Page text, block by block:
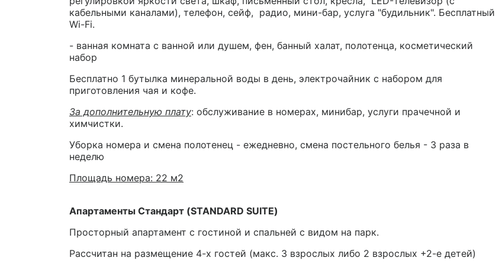
кабельными каналами), телефон, сейф, радио, мини-бар, услуга "будильник". Бесплатный
Wi-Fi.
- ванная комната с ванной или душем, фен, банный халат, полотенца, косметический
набор
Бесплатно 1 бутылка минеральной воды в день, электрочайник с набором для
приготовления чая и кофе.
За дополнительную плату: обслуживание в номерах, минибар, услуги прачечной и
химчистки.
Уборка номера и смена полотенец - ежедневно, смена постельного белья - 3 раза в
неделю
Площадь номера: 22 м2
Апартаменты Стандарт (STANDARD SUITE)
Просторный апартамент с гостиной и спальней с видом на парк.
Рассчитан на размещение 4-х гостей (макс. 3 взрослых либо 2 взрослых +2-е детей)